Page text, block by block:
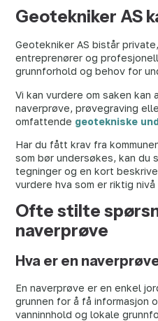
Geotekniker AS
Geotekniker AS bistår
entreprenører og
grunnforhold og behov for
Vi kan vurdere om saken kan
naverprøve, prøvegraving
omfattende geotekniske
Har du fått krav fra
som bør undersøkes, kan du
tegninger og en kort
vurdere hva som er riktig
Ofte stilte
naverprøve
Hva er en
En naverprøve er en enkel
grunnen for å få informasjon
vanninnhold og lokale